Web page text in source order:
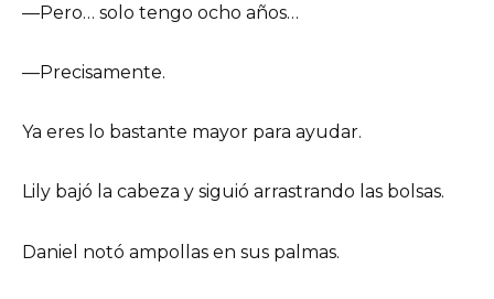
—Pero… solo tengo ocho años…
—Precisamente.
Ya eres lo bastante mayor para ayudar.
Lily bajó la cabeza y siguió arrastrando las bolsas.
Daniel notó ampollas en sus palmas.